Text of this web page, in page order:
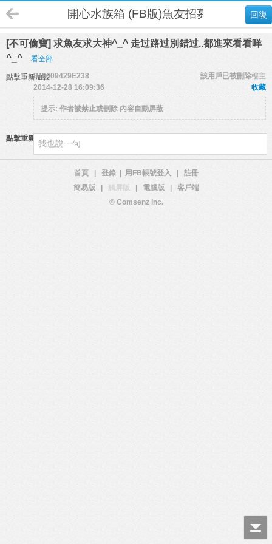
回復
開心水族箱 (FB版)魚友招募
[不可偷寶] 求魚友求大神^_^ 走过路过別錯过..都進來看看咩
^_^
看全部
點擊重新加載 樓主
549009429E238
該用戶已被刪除
收藏
2014-12-28 16:09:36
提示: 作者被禁止或刪除 內容自動屏蔽
點擊重新加載
首頁 登錄 用FB帳號登入
註冊
簡易版
觸屏版 電腦版
客戶端
© Comsenz Inc.